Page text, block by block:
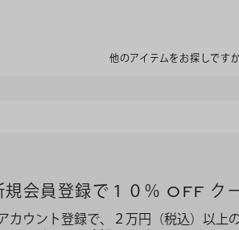
他のアイテムをお探しです
規会員登録で１０％ OFF ク
カウント登録で、２万円（税込）以上